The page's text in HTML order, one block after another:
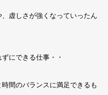
虚しさが強くなっていったん
にできる仕事・・
間のバランスに満足できるも